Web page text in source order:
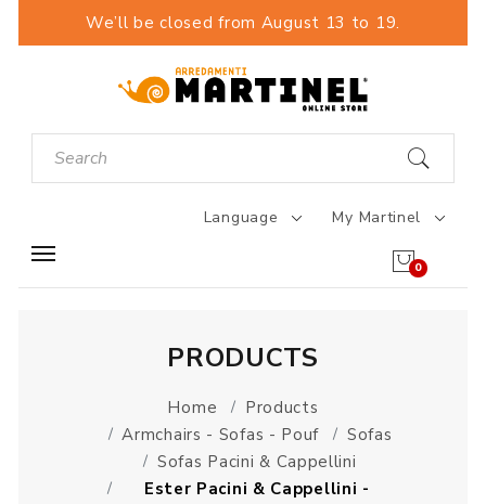
We’ll be closed from August 13 to 19.
Language My Martinel
0
PRODUCTS
Home
Products
Armchairs - Sofas - Pouf
Sofas
Sofas Pacini & Cappellini
Ester Pacini & Cappellini -